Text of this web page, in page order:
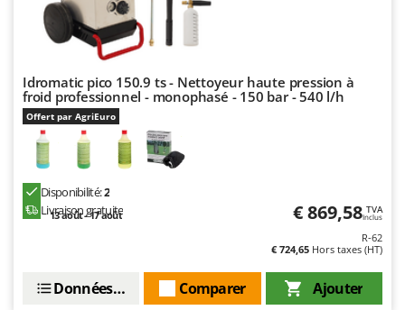
Scies alternatives à batterie
Scies de jardin télescopiques
Sécateurs électriques à batterie
Sécateurs et Échenilloirs manuels
Sécateurs pneumatiques
Semoirs et Épandeurs d'engrais
Socs pour tracteur
Souffleurs aspirateurs pour Feuilles
Soufreuses - Poudreuses à dos
Soufreuses - Poudreuses pour tracteur
Intex
Italyco
J JOLLY ITALIA
KAAZ
Karcher
Keter
Idromatic pico 150.9 ts - Nettoyeur haute pression à
froid professionnel - monophasé - 150 bar - 540 l/h
Offert par AgriEuro
Disponibilité:2
Livraison gratuite
13 août - 17 août € 869,58 TVA
Inclus
R-62
€ 724,65 Hors taxes (HT)
Ajouter
Comparer
Données techniques